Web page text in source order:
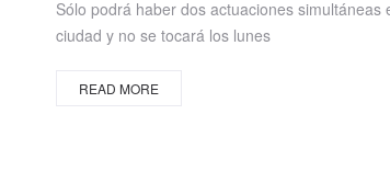
Sólo podrá haber dos actuaciones simultáneas
ciudad y no se tocará los lunes
READ MORE